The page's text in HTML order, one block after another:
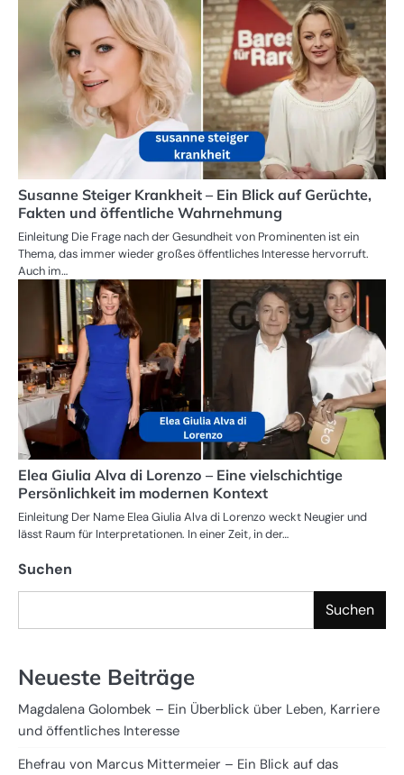
Susanne Steiger Krankheit – Ein Blick auf Gerüchte,
Fakten und öffentliche Wahrnehmung
Einleitung Die Frage nach der Gesundheit von Prominenten ist ein
Thema, das immer wieder großes öffentliches Interesse hervorruft.
Auch im…
Elea Giulia Alva di Lorenzo – Eine vielschichtige
Persönlichkeit im modernen Kontext
Einleitung Der Name Elea Giulia Alva di Lorenzo weckt Neugier und
lässt Raum für Interpretationen. In einer Zeit, in der…
Suchen
Suchen
Neueste Beiträge
Magdalena Golombek – Ein Überblick über Leben, Karriere
und öffentliches Interesse
Ehefrau von Marcus Mittermeier – Ein Blick auf das